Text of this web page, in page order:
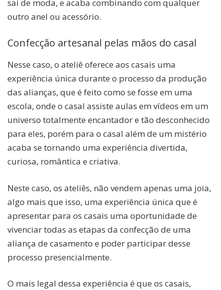
sai de moda, e acaba combinando com qualquer
outro anel ou acessório.
Confecção artesanal pelas mãos do casal
Nesse caso, o ateliê oferece aos casais uma
experiência única durante o processo da produção
das alianças, que é feito como se fosse em uma
escola, onde o casal assiste aulas em vídeos em um
universo totalmente encantador e tão desconhecido
para eles, porém para o casal além de um mistério
acaba se tornando uma experiência divertida,
curiosa, romântica e criativa.
Neste caso, os ateliês, não vendem apenas uma joia,
algo mais que isso, uma experiência única que é
apresentar para os casais uma oportunidade de
vivenciar todas as etapas da confecção de uma
aliança de casamento e poder participar desse
processo presencialmente.
O mais legal dessa experiência é que os casais,